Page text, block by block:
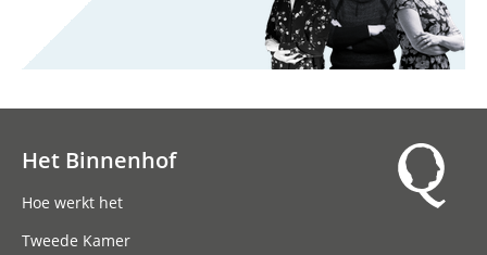
Het Binnenhof
Hoe werkt het
Tweede Kamer